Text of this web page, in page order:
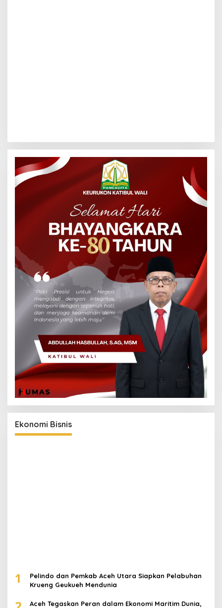
Ekonomi Bisnis
1
Pelindo dan Pemkab Aceh Utara Siapkan Pelabuhan
Krueng Geukueh Mendunia
Aceh Tegaskan Peran dalam Ekonomi Maritim Dunia,